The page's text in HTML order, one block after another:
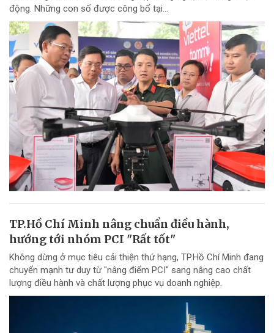
động. Những con số được công bố tại...
TP.Hồ Chí Minh nâng chuẩn điều hành,
hướng tới nhóm PCI "Rất tốt"
Không dừng ở mục tiêu cải thiện thứ hạng, TP.Hồ Chí Minh đang
chuyển mạnh tư duy từ "nâng điểm PCI" sang nâng cao chất
lượng điều hành và chất lượng phục vụ doanh nghiệp.